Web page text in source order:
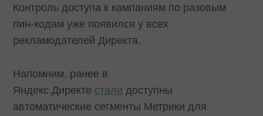
Контроль доступа к кампаниям по разовым
пин-кодам уже появился у всех
рекламодателей Директа.
Напомним, ранее в
Яндекс.Директе стали доступны
автоматические сегменты Метрики для